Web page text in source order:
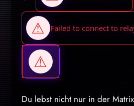
Du lebst nicht nur in der